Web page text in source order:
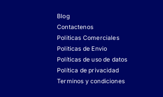
Blog
Contactenos
Politicas Comerciales
Politicas de Envio
Políticas de uso de datos
Política de privacidad
Terminos y condiciones